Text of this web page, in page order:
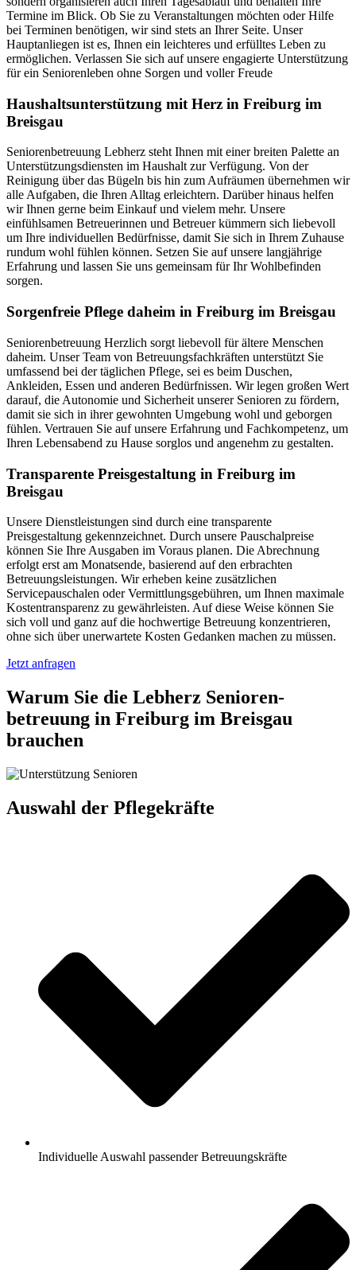
Termine im Blick. Ob Sie zu Veranstaltungen möchten oder Hilfe
bei Terminen benötigen, wir sind stets an Ihrer Seite. Unser
Hauptanliegen ist es, Ihnen ein leichteres und erfülltes Leben zu
ermöglichen. Verlassen Sie sich auf unsere engagierte Unterstützung
für ein Seniorenleben ohne Sorgen und voller Freude
Haushalts­unterstützung mit Herz in Freiburg im
Breisgau
Seniorenbetreuung Lebherz steht Ihnen mit einer breiten Palette an
Unterstützungsdiensten im Haushalt zur Verfügung. Von der
Reinigung über das Bügeln bis hin zum Aufräumen übernehmen wir
alle Aufgaben, die Ihren Alltag erleichtern. Darüber hinaus helfen
wir Ihnen gerne beim Einkauf und vielem mehr. Unsere
einfühlsamen Betreuerinnen und Betreuer kümmern sich liebevoll
um Ihre individuellen Bedürfnisse, damit Sie sich in Ihrem Zuhause
rundum wohl fühlen können. Setzen Sie auf unsere langjährige
Erfahrung und lassen Sie uns gemeinsam für Ihr Wohlbefinden
sorgen.
Sorgenfreie Pflege daheim in Freiburg im Breisgau
Seniorenbetreuung Herzlich sorgt liebevoll für ältere Menschen
daheim. Unser Team von Betreuungsfachkräften unterstützt Sie
umfassend bei der täglichen Pflege, sei es beim Duschen,
Ankleiden, Essen und anderen Bedürfnissen. Wir legen großen Wert
darauf, die Autonomie und Sicherheit unserer Senioren zu fördern,
damit sie sich in ihrer gewohnten Umgebung wohl und geborgen
fühlen. Vertrauen Sie auf unsere Erfahrung und Fachkompetenz, um
Ihren Lebensabend zu Hause sorglos und angenehm zu gestalten.
Transparente Preisgestaltung in Freiburg im
Breisgau
Unsere Dienstleistungen sind durch eine transparente
Preisgestaltung gekennzeichnet. Durch unsere Pauschalpreise
können Sie Ihre Ausgaben im Voraus planen. Die Abrechnung
erfolgt erst am Monatsende, basierend auf den erbrachten
Betreuungsleistungen. Wir erheben keine zusätzlichen
Servicepauschalen oder Vermittlungsgebühren, um Ihnen maximale
Kostentransparenz zu gewährleisten. Auf diese Weise können Sie
sich voll und ganz auf die hochwertige Betreuung konzentrieren,
ohne sich über unerwartete Kosten Gedanken machen zu müssen.
Jetzt anfragen
Warum Sie die Lebherz Senioren­
betreuung in Freiburg im Breisgau
brauchen
Auswahl der Pflegekräfte
Individuelle Auswahl passender Betreuungskräfte